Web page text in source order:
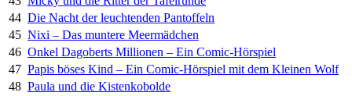
44 Die Nacht der leuchtenden Pantoffeln
45 Nixi – Das muntere Meermädchen
46 Onkel Dagoberts Millionen – Ein Comic-Hörspiel
47 Papis böses Kind – Ein Comic-Hörspiel mit dem Kleinen Wolf
48 Paula und die Kistenkobolde